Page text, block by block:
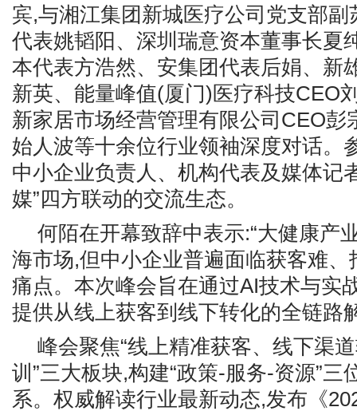
宾,与湘江集团新城医疗公司党支部
代表姚韬阳、深圳瑞意资本董事长夏
本代表方浩然、安集团代表后娟、新
新英、能量峰值(厦门)医疗科技CEO
新家居市场经营管理有限公司CEO彭
始人波等十余位行业领袖深度对话。
中小企业负责人、机构代表及媒体记
媒”四方联动的交流生态。
何陌在开幕致辞中表示:“大健康产
海市场,但中小企业普遍面临获客难、
痛点。本次峰会旨在通过AI技术与实
提供从线上获客到线下转化的全链路
峰会聚焦“线上精准获客、线下渠
训”三大板块,构建“政策-服务-资源”三
系。权威解读行业最新动态,发布《